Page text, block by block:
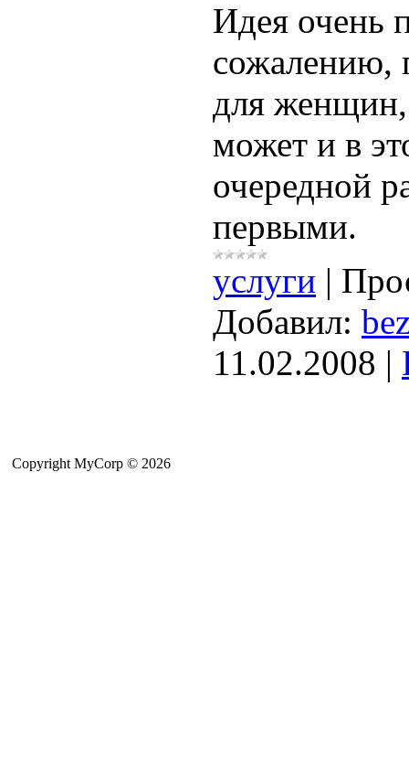
Идея очень
сожалению,
для женщин,
может и в
очередной
первыми.
услуги |
Добавил:
11.02.2008 |
Copyright MyCorp © 2026